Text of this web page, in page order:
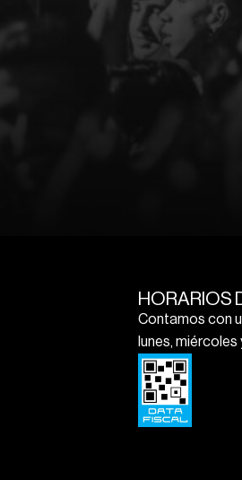
HORARIOS
Contamos con
lunes, miércoles